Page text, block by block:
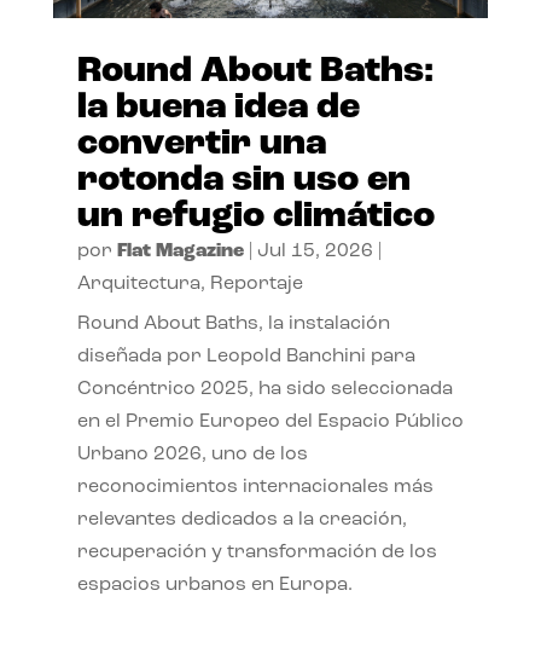
Round About Baths:
la buena idea de
convertir una
rotonda sin uso en
un refugio climático
por Flat Magazine| Jul 15, 2026
Arquitectura, Reportaje
Round About Baths, la instalación
diseñada por Leopold Banchini para
Concéntrico 2025, ha sido seleccionada
en el Premio Europeo del Espacio Público
Urbano 2026, uno de los
reconocimientos internacionales más
relevantes dedicados a la creación,
recuperación y transformación de los
espacios urbanos en Europa.